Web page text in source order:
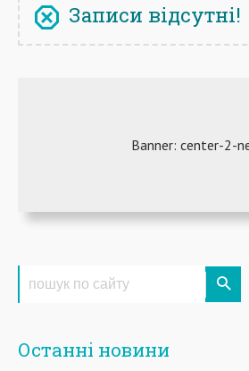
Записи відсутні!
Останні новини